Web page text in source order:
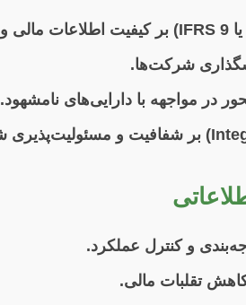
شرکت‌ها.
در مواجهه با دارایی‌های نامشهود.
تقلبات مالی.